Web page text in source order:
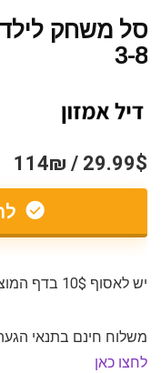
3-8
29.99$ / 114₪
יש לאסוף 10$ בדף המוצר
משלוח חינם בתנאי הגעה ל-49$ לפוסט מוצרי
לחצו כאן